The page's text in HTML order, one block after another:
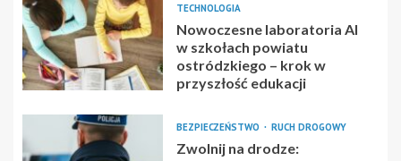
TECHNOLOGIA
Nowoczesne laboratoria AI
w szkołach powiatu
ostródzkiego – krok w
przyszłość edukacji
BEZPIECZEŃSTWO RUCH DROGOWY
Zwolnij na drodze: